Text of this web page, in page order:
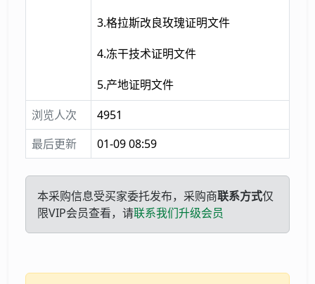
3.格拉斯改良玫瑰证明文件
4.冻干技术证明文件
5.产地证明文件
浏览人次
4951
最后更新
01-09 08:59
本采购信息受买家委托发布，采购商联系方式仅
限VIP会员查看，请联系我们升级会员